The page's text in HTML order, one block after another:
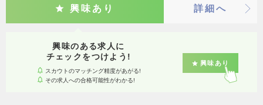
興味あり 詳細へ
興味のある求人に
チェックをつけよう!
スカウトのマッチング精度があがる!
その求人への合格可能性がわかる!
興味あり